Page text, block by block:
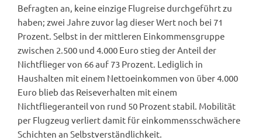
Befragten an, keine einzige Flugreise durchgeführt zu
haben; zwei Jahre zuvor lag dieser Wert noch bei 71
Prozent. Selbst in der mittleren Einkommensgruppe
zwischen 2.500 und 4.000 Euro stieg der Anteil der
Nichtflieger von 66 auf 73 Prozent. Lediglich in
Haushalten mit einem Nettoeinkommen von über 4.000
Euro blieb das Reiseverhalten mit einem
Nichtfliegeranteil von rund 50 Prozent stabil. Mobilität
per Flugzeug verliert damit für einkommensschwächere
Schichten an Selbstverständlichkeit.